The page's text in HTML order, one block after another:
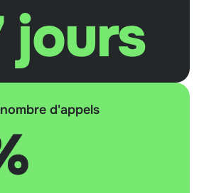
jours
d'appels